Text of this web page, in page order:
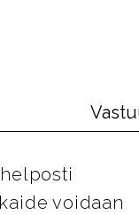
voidaan